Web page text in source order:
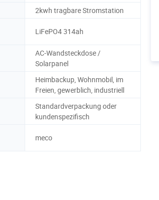
2kwh tragbare Stromstation
LiFePO4 314ah
AC-Wandsteckdose /
Solarpanel
Heimbackup, Wohnmobil, im
Freien, gewerblich, industriell
Standardverpackung oder
kundenspezifisch
meco